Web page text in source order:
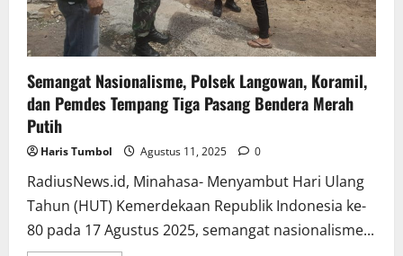
Semangat Nasionalisme, Polsek Langowan, Koramil,
dan Pemdes Tempang Tiga Pasang Bendera Merah
Putih
Haris Tumbol Agustus 11, 2025 0
RadiusNews.id, Minahasa- Menyambut Hari Ulang
Tahun (HUT) Kemerdekaan Republik Indonesia ke-
80 pada 17 Agustus 2025, semangat nasionalisme...